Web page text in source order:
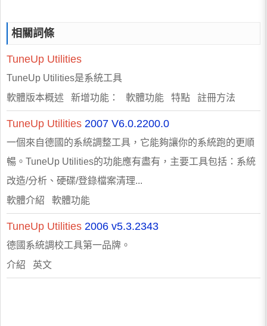
相關詞條
TuneUp Utilities
TuneUp Utilities是系統工具
軟體版本概述 新增功能： 軟體功能 特點 註冊方法
TuneUp Utilities 2007 V6.0.2200.0
一個來自德國的系統調整工具，它能夠讓你的系統跑的更順
暢。TuneUp Utilities的功能應有盡有，主要工具包括：系統
改造/分析、硬碟/登錄檔案清理...
軟體介紹 軟體功能
TuneUp Utilities 2006 v5.3.2343
德國系統調校工具第一品牌。
介紹 英文